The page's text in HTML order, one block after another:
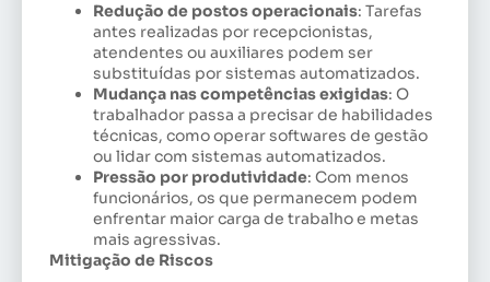
Redução de postos operacionais: Tarefas
antes realizadas por recepcionistas,
atendentes ou auxiliares podem ser
substituídas por sistemas automatizados.
Mudança nas competências exigidas: O
trabalhador passa a precisar de habilidades
técnicas, como operar softwares de gestão
ou lidar com sistemas automatizados.
Pressão por produtividade: Com menos
funcionários, os que permanecem podem
enfrentar maior carga de trabalho e metas
mais agressivas.
Mitigação de Riscos